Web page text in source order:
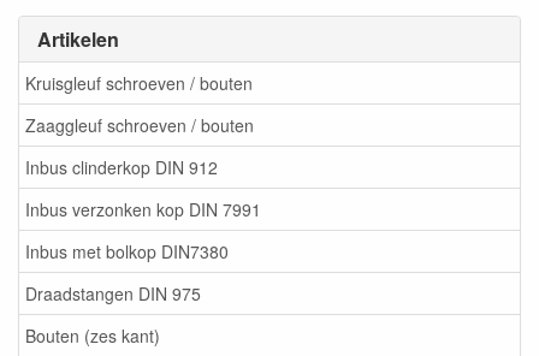
Artikelen
Kruisgleuf schroeven / bouten
Zaaggleuf schroeven / bouten
Inbus clinderkop DIN 912
Inbus verzonken kop DIN 7991
Inbus met bolkop DIN7380
Draadstangen DIN 975
Bouten (zes kant)